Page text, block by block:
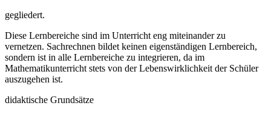
gegliedert.
Diese Lernbereiche sind im Unterricht eng miteinander zu
vernetzen. Sachrechnen bildet keinen eigenständigen Lernbereich,
sondern ist in alle Lernbereiche zu integrieren, da im
Mathematikunterricht stets von der Lebenswirklichkeit der Schüler
auszugehen ist.
didaktische Grundsätze